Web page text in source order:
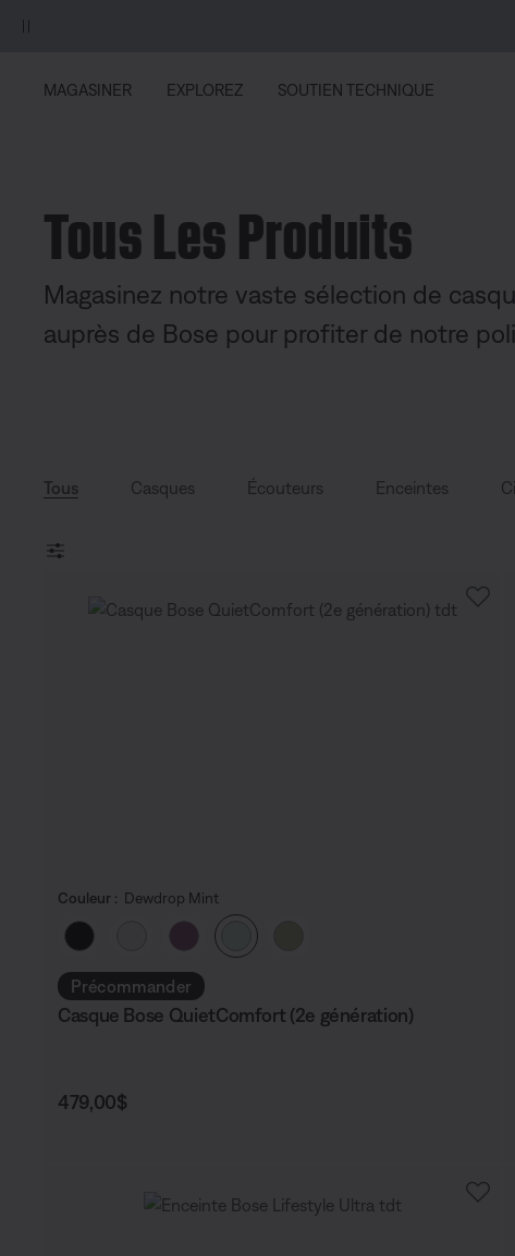
UNE
MAGASINER EXPLOREZ SOUTIEN TECHNIQUE
Tous Les Produits
Magasinez notre vaste sélection de
auprès de Bose pour profiter de notre
Tous Casques Écouteurs Enceintes
Couleur : Dewdrop Mint
Choisissez la couleur
Précommander
Casque Bose QuietComfort (2e génération)
Prix :
479,00$